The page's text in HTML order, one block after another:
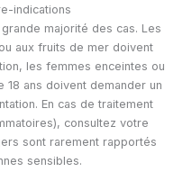
indications
majorité des cas. Les
aux fruits de mer doivent
les femmes enceintes ou
18 ans doivent demander un
En cas de traitement
consultez votre
sont rarement rapportés
sensibles.